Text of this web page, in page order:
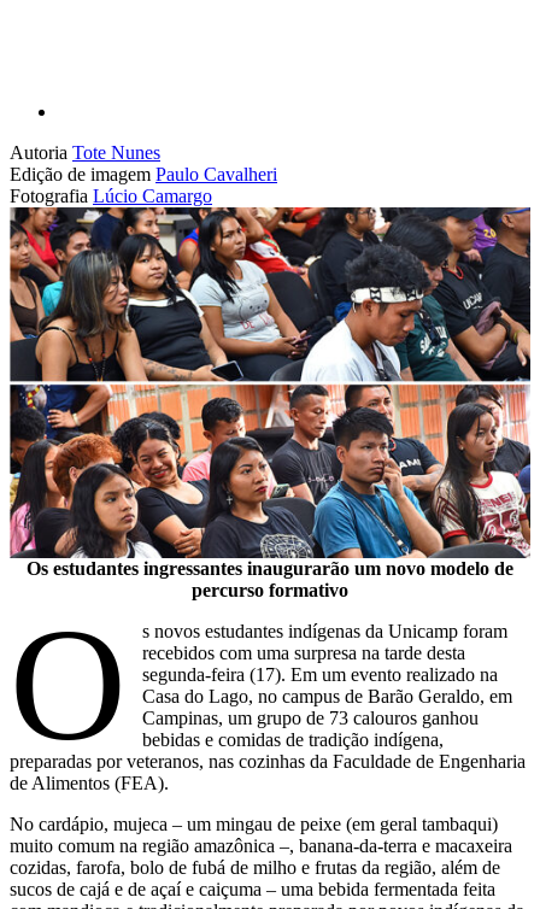
Autoria Tote Nunes
Edição de imagem Paulo Cavalheri
Fotografia Lúcio Camargo
Os estudantes ingressantes inaugurarão um novo modelo de
percurso formativo
O
s novos estudantes indígenas da Unicamp foram
recebidos com uma surpresa na tarde desta
segunda-feira (17). Em um evento realizado na
Casa do Lago, no campus de Barão Geraldo, em
Campinas, um grupo de 73 calouros ganhou
bebidas e comidas de tradição indígena,
preparadas por veteranos, nas cozinhas da Faculdade de Engenharia
de Alimentos (FEA).
No cardápio, mujeca – um mingau de peixe (em geral tambaqui)
muito comum na região amazônica –, banana-da-terra e macaxeira
cozidas, farofa, bolo de fubá de milho e frutas da região, além de
sucos de cajá e de açaí e caiçuma – uma bebida fermentada feita